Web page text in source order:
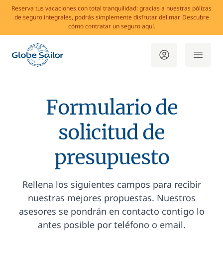
Reserva tus vacaciones con total tranquilidad: gracias a nuestras pólizas
de seguro integrales, podrás simplemente disfrutar del mar. Descubre
cómo contratar un seguro aquí.
Formulario de
solicitud de
presupuesto
Rellena los siguientes campos para recibir
nuestras mejores propuestas. Nuestros
asesores se pondrán en contacto contigo lo
antes posible por teléfono o email.